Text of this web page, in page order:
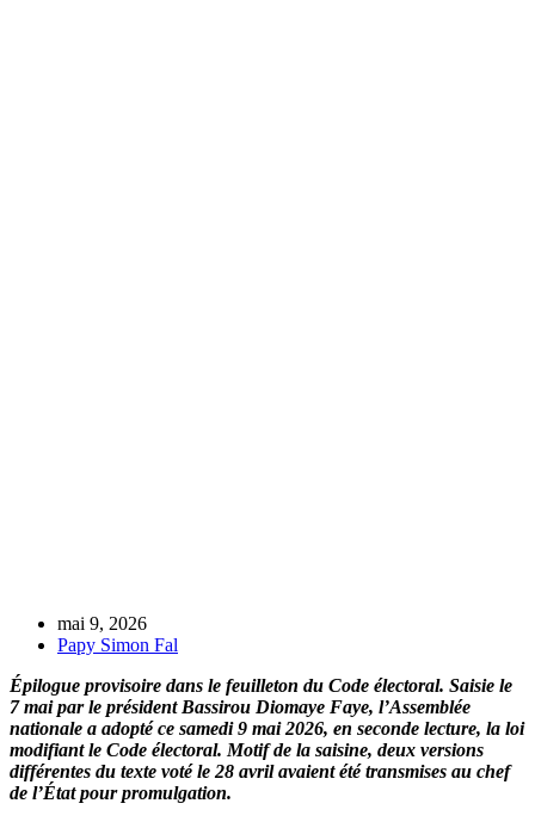
mai 9, 2026
Papy Simon Fal
Épilogue provisoire dans le feuilleton du Code électoral. Saisie le
7 mai par le président Bassirou Diomaye Faye, l’Assemblée
nationale a adopté ce samedi 9 mai 2026, en seconde lecture, la loi
modifiant le Code électoral. Motif de la saisine, deux versions
différentes du texte voté le 28 avril avaient été transmises au chef
de l’État pour promulgation.